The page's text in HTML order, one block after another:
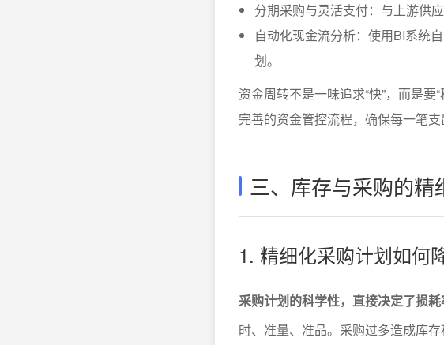
分期采购与灵活支付：与上游供
自动化现金流分析：使用BI系统
划。
资金周转不是一味追求“快”，而是
完善的资金管控流程，确保每一笔
三、库存与采购的精
1. 精细化采购计划如何
采购计划的科学性，直接决定了损耗
时、准量、准品。采购过多造成库